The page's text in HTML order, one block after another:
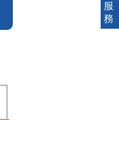
服
務